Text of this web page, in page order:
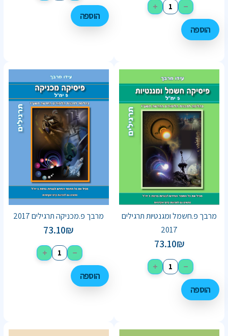
−
+
הוספה
הוספה
מרבך פ.חשמל ומגנטיות תרגילים
2017
73.10₪
−
+
הוספה
מרבך פ.מכניקה תרגילים 2017
73.10₪
−
+
הוספה